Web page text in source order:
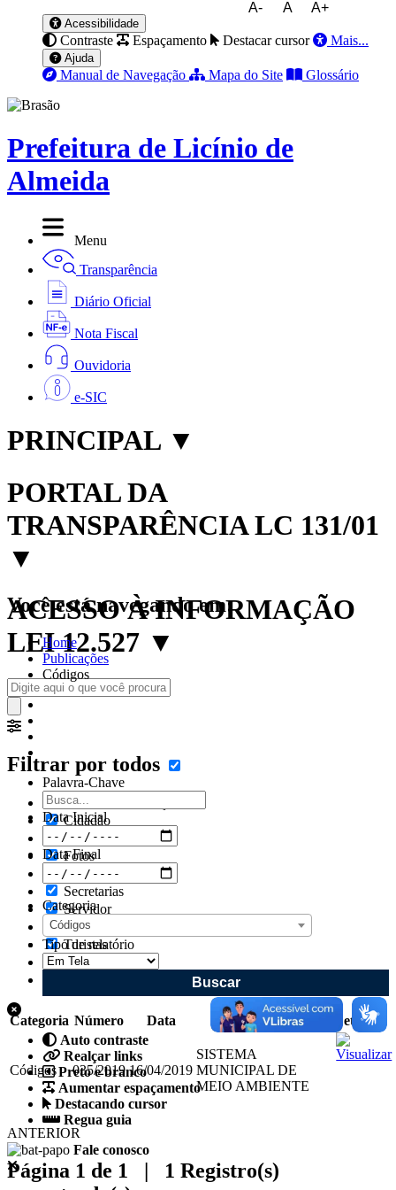
A- A A+
Acessibilidade
Contraste Espaçamento Destacar cursor Mais...
Ajuda
Manual de Navegação Mapa do Site Glossário
Prefeitura de Licínio de
Almeida
Menu
Transparência
Diário Oficial
Nota Fiscal
Ouvidoria
e-SIC
PRINCIPAL ▼
PORTAL DA
TRANSPARÊNCIA LC 131/01
▼
ACESSO À INFORMAÇÃO
LEI 12.527 ▼
Filtrar por todos
Acesso à Informação
Cidadão
Empresas
Fotos
Notícias
Secretarias
Servidor
Transparência
Turistas
Videos
Auto contraste
Realçar links
Preto e branco
Aumentar espaçamento
Destacando cursor
Regua guia
Fale conosco
Você está navegando em:
Home
Publicações
Códigos
Palavra-Chave
Data Inicial
Data Final
Categoria
Códigos
Tipo de relatório
Categoria Número Data Objeto Detalhes
Códigos 035/2019 16/04/2019
SISTEMA
MUNICIPAL DE
MEIO AMBIENTE
ANTERIOR
Página 1 de 1 | 1 Registro(s)